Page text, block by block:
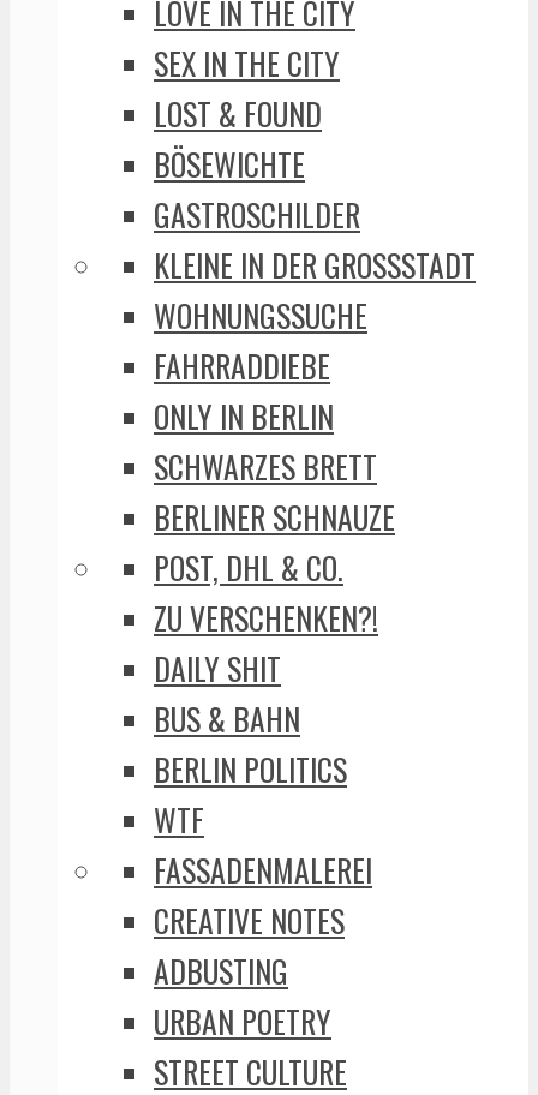
LOVE IN THE CITY
SEX IN THE CITY
LOST & FOUND
BÖSEWICHTE
GASTROSCHILDER
KLEINE IN DER GROSSSTADT
WOHNUNGSSUCHE
FAHRRADDIEBE
ONLY IN BERLIN
SCHWARZES BRETT
BERLINER SCHNAUZE
POST, DHL & CO.
ZU VERSCHENKEN?!
DAILY SHIT
BUS & BAHN
BERLIN POLITICS
WTF
FASSADENMALEREI
CREATIVE NOTES
ADBUSTING
URBAN POETRY
STREET CULTURE